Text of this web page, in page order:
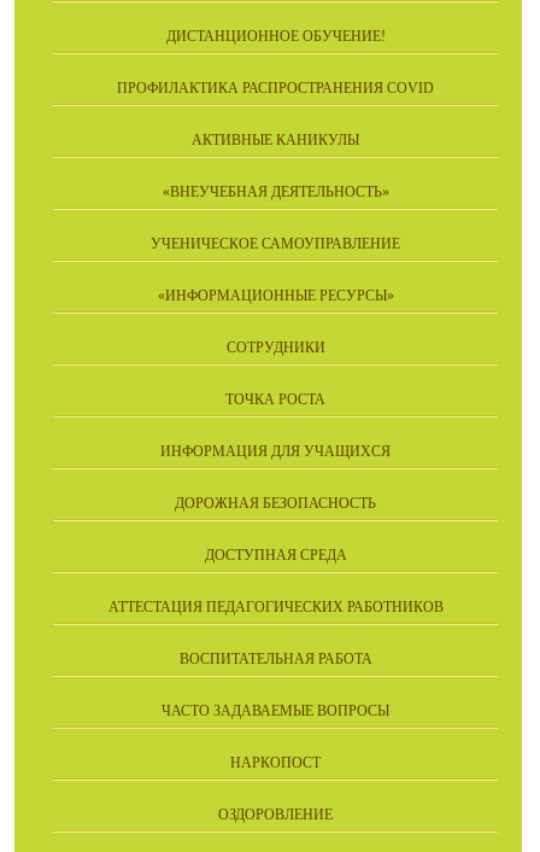
ДИСТАНЦИОННОЕ ОБУЧЕНИЕ!
ПРОФИЛАКТИКА РАСПРОСТРАНЕНИЯ COVID
АКТИВНЫЕ КАНИКУЛЫ
«ВНЕУЧЕБНАЯ ДЕЯТЕЛЬНОСТЬ»
УЧЕНИЧЕСКОЕ САМОУПРАВЛЕНИЕ
«ИНФОРМАЦИОННЫЕ РЕСУРСЫ»
СОТРУДНИКИ
ТОЧКА РОСТА
ИНФОРМАЦИЯ ДЛЯ УЧАЩИХСЯ
ДОРОЖНАЯ БЕЗОПАСНОСТЬ
ДОСТУПНАЯ СРЕДА
АТТЕСТАЦИЯ ПЕДАГОГИЧЕСКИХ РАБОТНИКОВ
ВОСПИТАТЕЛЬНАЯ РАБОТА
ЧАСТО ЗАДАВАЕМЫЕ ВОПРОСЫ
НАРКОПОСТ
ОЗДОРОВЛЕНИЕ